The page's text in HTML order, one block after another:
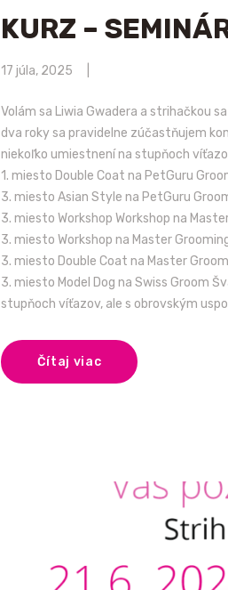
KURZ –
17 júla, 2025
Volám sa Liwia Gwadera a strihačkou
dva roky sa pravidelne zúčastňujem
niekoľko umiestnení na stupňoch
1. miesto Double Coat na PetGuru
3. miesto Asian Style na PetGuru
3. miesto Workshop Workshop na
3. miesto Workshop na Master
3. miesto Double Coat na Master
3. miesto Model Dog na Swiss Groom
stupňoch víťazov, ale s obrovským
Čítaj viac